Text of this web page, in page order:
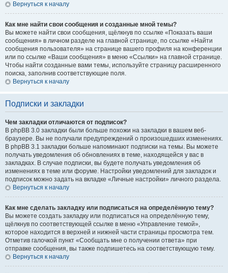
Вернуться к началу
Как мне найти свои сообщения и созданные мной темы?
Вы можете найти свои сообщения, щёлкнув по ссылке «Показать ваши
сообщения» в личном разделе на главной странице, по ссылке «Найти
сообщения пользователя» на странице вашего профиля на конференции
или по ссылке «Ваши сообщения» в меню «Ссылки» на главной странице.
Чтобы найти созданные вами темы, используйте страницу расширенного
поиска, заполнив соответствующие поля.
Вернуться к началу
Подписки и закладки
Чем закладки отличаются от подписок?
В phpBB 3.0 закладки были больше похожи на закладки в вашем веб-
браузере. Вы не получали предупреждений о произошедших изменениях.
В phpBB 3.1 закладки больше напоминают подписки на темы. Вы можете
получать уведомления об обновлениях в теме, находящейся у вас в
закладках. В случае подписки, вы будете получать уведомления об
изменениях в теме или форуме. Настройки уведомлений для закладок и
подписок можно задать на вкладке «Личные настройки» личного раздела.
Вернуться к началу
Как мне сделать закладку или подписаться на определённую тему?
Вы можете создать закладку или подписаться на определённую тему,
щёлкнув по соответствующей ссылке в меню «Управление темой»,
которое находится в верхней и нижней части страницы просмотра тем.
Отметив галочкой пункт «Сообщать мне о получении ответа» при
отправке сообщения, вы также подпишетесь на соответствующую тему.
Вернуться к началу